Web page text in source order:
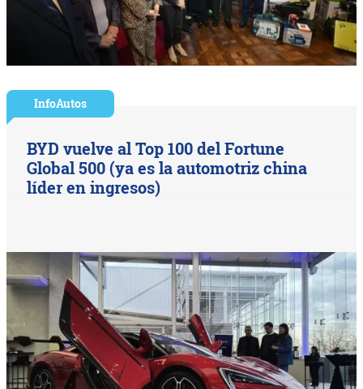
InfoAutos
BYD vuelve al Top 100 del Fortune
Global 500 (ya es la automotriz china
líder en ingresos)